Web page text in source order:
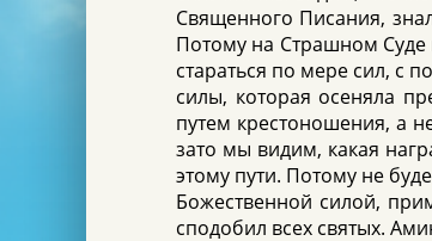
Священного Писания,
Потому на Страшном Суде
стараться по мере сил, с
силы, которая осеняла
путем крестоношения, а
зато мы видим, какая
этому пути. Потому не
Божественной силой,
сподобил всех святых.